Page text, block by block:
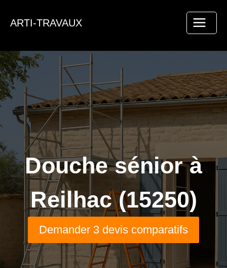
ARTI-TRAVAUX
Douche sénior à
Reilhac (15250)
Demander 3 devis comparatifs